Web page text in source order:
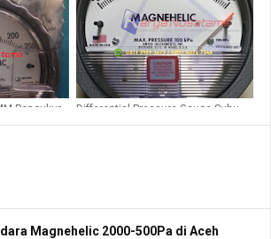
Pengukur
Differential Pressure Gauge Suhu
Magnehelic 2000-500Pa di Aceh